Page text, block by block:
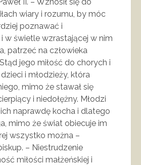
wiary i rozumu, by móc
poznawać i
w świetle wzrastającej w nim
patrzeć na człowieka
jego miłość do chorych i
i młodzieży, która
mimo że stawał się
i niedołężny. Młodzi
naprawdę kocha i dlatego
mimo że świat obiecuje im
wszystko można –
– Niestrudzenie
miłości małżeńskiej i